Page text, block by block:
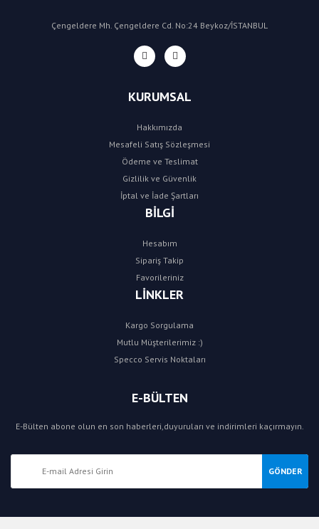
Çengeldere Mh. Çengeldere Cd. No:24 Beykoz/İSTANBUL
KURUMSAL
Hakkımızda
Mesafeli Satış Sözleşmesi
Ödeme ve Teslimat
Gizlilik ve Güvenlik
İptal ve İade Şartları
BİLGİ
Hesabım
Sipariş Takip
Favorileriniz
LİNKLER
Kargo Sorgulama
Mutlu Müşterilerimiz :)
Specco Servis Noktaları
E-BÜLTEN
E-Bülten abone olun en son haberleri,duyuruları ve indirimleri kaçırmayın.
GÖNDER